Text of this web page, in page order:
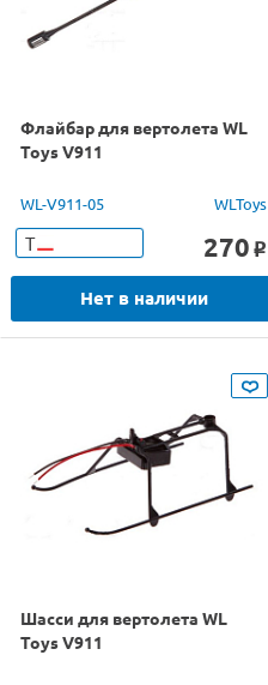
Флайбар для вертолета WL
Toys V911
WL-V911-05 WLToys
Т 270 o
Нет в наличии
Шасси для вертолета WL
Toys V911